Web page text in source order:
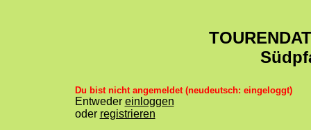
Du bist nicht angemeldet (neudeutsch: eingeloggt)
Entweder einloggen
oder registrieren